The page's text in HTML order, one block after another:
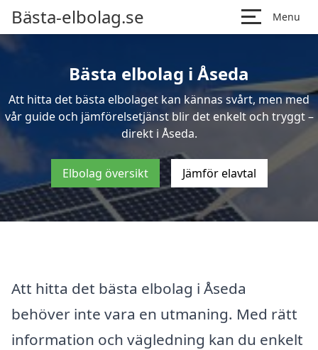
Bästa-elbolag.se Menu
Bästa elbolag i Åseda
Att hitta det bästa elbolaget kan kännas svårt, men med
vår guide och jämförelsetjänst blir det enkelt och tryggt –
direkt i Åseda.
Elbolag översikt Jämför elavtal
Att hitta det bästa elbolag i Åseda
behöver inte vara en utmaning. Med rätt
information och vägledning kan du enkelt